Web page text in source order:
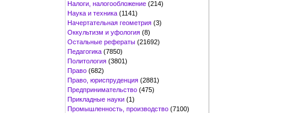
Налоги, налогообложение (214)
Наука и техника (1141)
Начертательная геометрия (3)
Оккультизм и уфология (8)
Остальные рефераты (21692)
Педагогика (7850)
Политология (3801)
Право (682)
Право, юриспруденция (2881)
Предпринимательство (475)
Прикладные науки (1)
Промышленность, производство (7100)